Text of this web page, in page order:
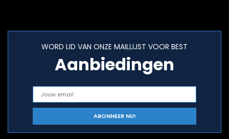
WORD LID VAN ONZE MAILLIJST VOOR BEST
Aanbiedingen